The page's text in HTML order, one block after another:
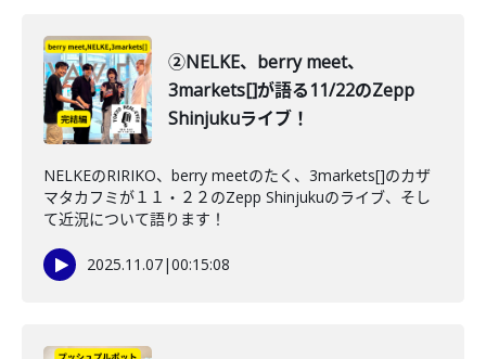
②NELKE、berry meet、
3markets[]が語る11/22のZepp
Shinjukuライブ！
NELKEのRIRIKO、berry meetのたく、3markets[]のカザ
マタカフミが１１・２２のZepp Shinjukuのライブ、そし
て近況について語ります！
2025.11.07|00:15:08